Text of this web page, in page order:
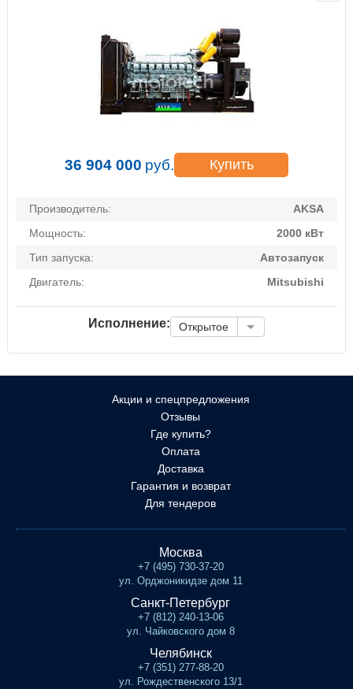
36 904 000 руб. Купить
Производитель:
AKSA
Мощность:
2000 кВт
Тип запуска:
Автозапуск
Двигатель:
Mitsubishi
Исполнение: Открытое
Акции и спецпредложения
Отзывы
Где купить?
Оплата
Доставка
Гарантия и возврат
Для тендеров
Москва
+7 (495) 730-37-20
ул. Орджоникидзе дом 11
Санкт-Петербург
+7 (812) 240-13-06
ул. Чайковского дом 8
Челябинск
+7 (351) 277-88-20
ул. Рождественского 13/1